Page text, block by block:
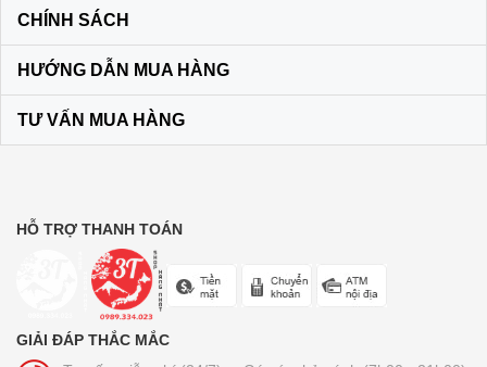
Son dưỡng môi DHC KHÔNG MÀU
Trà lúa non 44 gói Yamamoto
210.000₫
CHÍNH SÁCH
HƯỚNG DẪN MUA HÀNG
TƯ VẤN MUA HÀNG
HỖ TRỢ THANH TOÁN
GIẢI ĐÁP THẮC MẮC